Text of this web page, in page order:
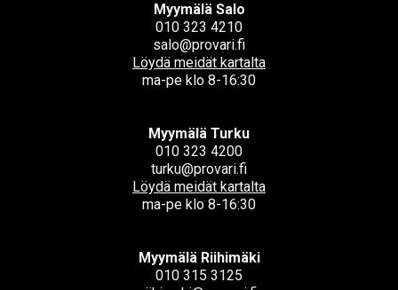
Myymälä Salo
010 323 4210
salo@provari.fi
Löydä meidät kartalta
ma-pe klo 8-16:30
Myymälä Turku
010 323 4200
turku@provari.fi
Löydä meidät kartalta
ma-pe klo 8-16:30
Myymälä Riihimäki
010 315 3125